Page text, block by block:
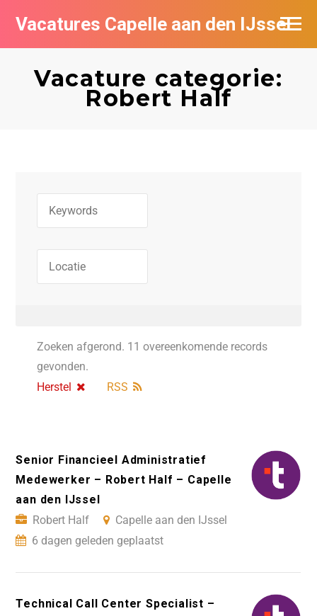
Vacatures Capelle aan den IJssel
Vacature categorie:
Robert Half
Zoeken afgerond. 11 overeenkomende records
gevonden.
Herstel
RSS
Senior Financieel Administratief
Medewerker – Robert Half – Capelle
aan den IJssel
Robert Half
Capelle aan den IJssel
6 dagen geleden geplaatst
Technical Call Center Specialist –